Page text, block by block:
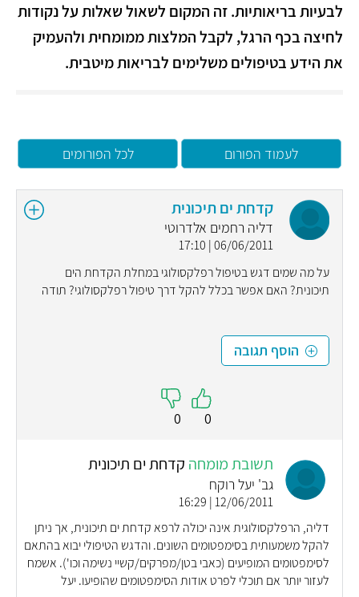
לבעיות בריאותיות. זה המקום לשאול שאלות על נקודות
לחיצה בכף הרגל, לקבל המלצות ממומחית ולהעמיק
את הידע בטיפולים משלימים לבריאות מיטבית.
לעמוד הפורום לכל הפורומים
קדחת ים תיכונית
דליה רחמים אלדרוטי
06/06/2011 | 17:10
על מה שמים דגש בטיפול רפלקסולוגי במחלת הקדחת הים
תיכונית? האם אפשר בכלל להקל דרך טיפול רפלקסולוגי? תודה
הוסף תגובה
0
0
תשובת מומחה קדחת ים תיכונית
גב' יעל רוקח
12/06/2011 | 16:29
דליה, הרפלקסולוגית אינה יכולה לרפא קדחת ים תיכונית, אך ניתן
להקל משמעותית בסימפטומים השונים. והדגש הטיפולי יבוא בהתאם
לסימפטומים המופיעים (כאבי בטן/מפרקים/קשיי נשימה וכו'). אשמח
לעזור יותר אם תוכלי לפרט אודות הסימפטומים שהופיעו. יעל